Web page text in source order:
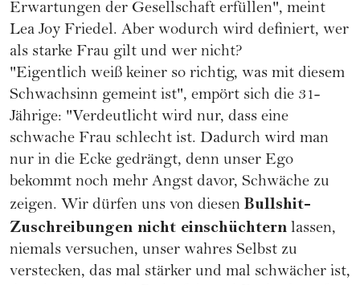
Erwartungen der Gesellschaft erfüllen", meint
Lea Joy Friedel. Aber wodurch wird definiert, wer
als starke Frau gilt und wer nicht?
"Eigentlich weiß keiner so richtig, was mit diesem
Schwachsinn gemeint ist", empört sich die 31-
Jährige: "Verdeutlicht wird nur, dass eine
schwache Frau schlecht ist. Dadurch wird man
nur in die Ecke gedrängt, denn unser Ego
bekommt noch mehr Angst davor, Schwäche zu
zeigen. Wir dürfen uns von diesen Bullshit-
Zuschreibungen nicht einschüchtern lassen,
niemals versuchen, unser wahres Selbst zu
verstecken, das mal stärker und mal schwächer ist,